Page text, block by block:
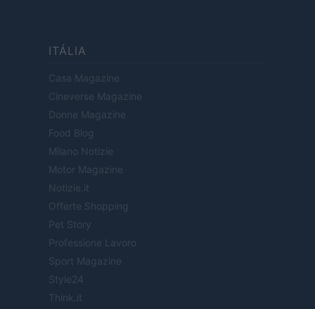
ITÁLIA
Casa Magazine
Cineverse Magazine
Donne Magazine
Food Blog
Milano Notizie
Motor Magazine
Notizie.it
Offerte Shopping
Pet Story
Professione Lavoro
Sport Magazine
Style24
Think.it